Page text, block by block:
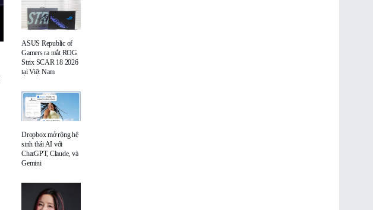
ASUS Republic of
Gamers ra mắt ROG
Strix SCAR 18 2026
tại Việt Nam
Dropbox mở rộng hệ
sinh thái AI với
ChatGPT, Claude, và
Gemini